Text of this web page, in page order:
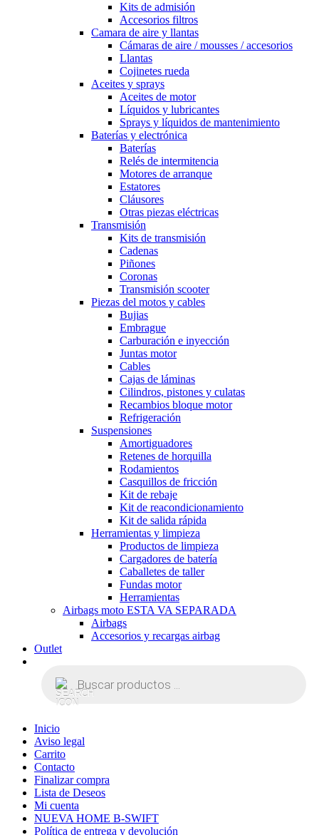
Kits de admisión
Accesorios filtros
Camara de aire y llantas
Cámaras de aire / mousses / accesorios
Llantas
Cojinetes rueda
Aceites y sprays
Aceites de motor
Líquidos y lubricantes
Sprays y líquidos de mantenimiento
Baterías y electrónica
Baterías
Relés de intermitencia
Motores de arranque
Estatores
Cláusores
Otras piezas eléctricas
Transmisión
Kits de transmisión
Cadenas
Piñones
Coronas
Transmisión scooter
Piezas del motos y cables
Bujias
Embrague
Carburación e inyección
Juntas motor
Cables
Cajas de láminas
Cilindros, pistones y culatas
Recambios bloque motor
Refrigeración
Suspensiones
Amortiguadores
Retenes de horquilla
Rodamientos
Casquillos de fricción
Kit de rebaje
Kit de reacondicionamiento
Kit de salida rápida
Herramientas y limpieza
Productos de limpieza
Cargadores de batería
Caballetes de taller
Fundas motor
Herramientas
Airbags moto ESTA VA SEPARADA
Airbags
Accesorios y recargas airbag
Outlet
productos
Inicio
Aviso legal
Carrito
Contacto
Finalizar compra
Lista de Deseos
Mi cuenta
NUEVA HOME B-SWIFT
Política de entrega y devolución